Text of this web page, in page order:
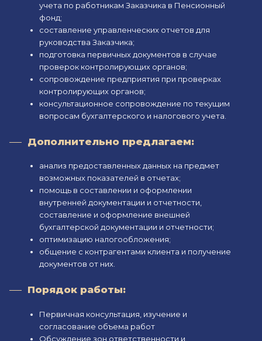
учета по работникам Заказчика в Пенсионный
фонд;
составление управленческих отчетов для
руководства Заказчика;
подготовка первичных документов в случае
проверок контролирующих органов;
сопровождение предприятия при проверках
контролирующих органов;
консультационное сопровождение по текущим
вопросам бухгалтерского и налогового учета.
Дополнительно предлагаем:
анализ предоставленных данных на предмет
возможных показателей в отчетах;
помощь в составлении и оформлении
внутренней документации и отчетности,
составление и оформление внешней
бухгалтерской документации и отчетности;
оптимизацию налогообложения;
общение с контрагентами клиента и получение
документов от них.
Порядок работы:
Первичная консультация, изучение и
согласование объема работ
Обсуждение зон ответственности и